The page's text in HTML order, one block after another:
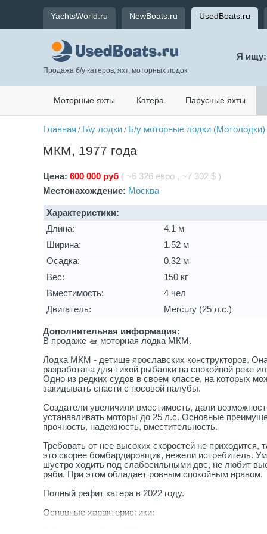
YachtsWorld.ru NewBoats.ru UsedBoats.ru
Продажа б/у катеров, яхт, моторных лодок
Я ищу:
Моторные яхты Катера Парусные яхты
Главная / Б\у лодки / Б/у моторные лодки (Мотолодки)
МКМ, 1977 года
Цена: 600 000 руб ( ~6 326 евро , ~7 302 $ )
Местонахождение: Москва
Характеристики:
Длина:
4.1 м
Ширина:
1.52 м
Осадка:
0.32 м
Вес:
150 кг
Вместимость:
4 чел
Двигатель:
Mercury (25 л.с.)
Дополнительная информация:
В продаже 🚤 моторная лодка МКМ.
Лодка МКМ - детище ярославских конструкторов.
разработана для тихой рыбалки на спокойной реке
Одно из редких судов в своем классе, на которых
закидывать снасти с носовой палубы.
Создатели увеличили вместимость, дали
устанавливать моторы до 25 л.с. Основные
прочность, надежность, вместительность.
Требовать от нее высоких скоростей не приходится,
это скорее бомбардировщик, нежели истребитель.
шустро ходить под слабосильными двс, не любит
ряби. При этом обладает ровным спокойным нравом.
Полный рефит катера в 2022 году.
Основные характеристики: